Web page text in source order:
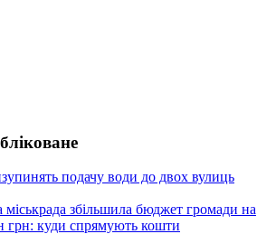
подачу води до двох вулиць
міськрада збільшила бюджет громади на
грн: куди спрямують кошти